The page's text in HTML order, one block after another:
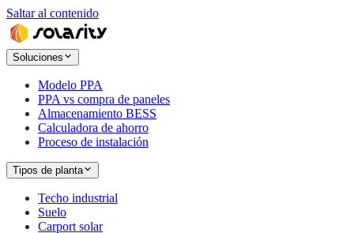
Saltar al contenido
Soluciones
Modelo PPA
PPA vs compra de paneles
Almacenamiento BESS
Calculadora de ahorro
Proceso de instalación
Tipos de planta
Techo industrial
Suelo
Carport solar